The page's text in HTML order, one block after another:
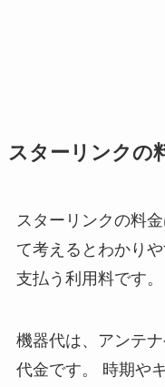
スターリンクの
スターリンクの料
て考えるとわかり
支払う利用料です。
機器代は、アンテ
代金です。 時期や